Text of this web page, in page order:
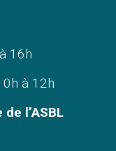
16h
à 12h
l’ASBL